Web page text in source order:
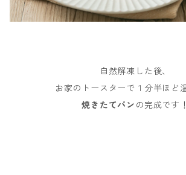
自然解凍した後、
お家のトースターで１分半ほど
焼きたてパン の完成です！